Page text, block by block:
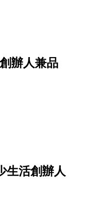
辦人兼品
生活創辦人